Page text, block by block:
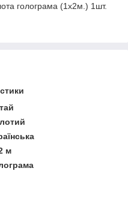
голограма (1х2м.) 1шт.
м